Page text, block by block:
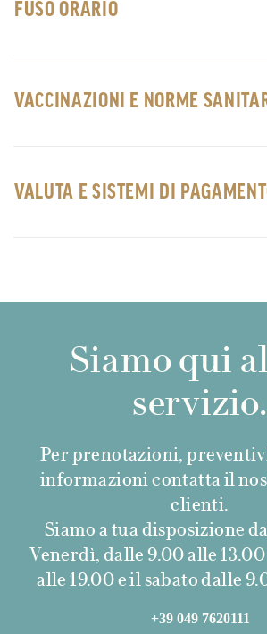
FUSO ORARIO
VACCINAZIONI E NORME
VALUTA E SISTEMI DI
Siamo qui
servizio.
Per prenotazioni,
informazioni contatta il
clienti.
Siamo a tua disposizione
Venerdì, dalle 9.00 alle
alle 19.00 e il sabato dalle
+39 049 7620111